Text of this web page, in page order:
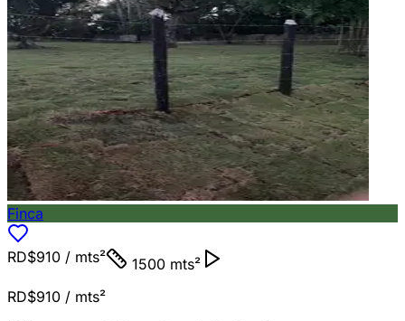
Finca
RD$910 / mts²
1500 mts²
RD$910 / mts²